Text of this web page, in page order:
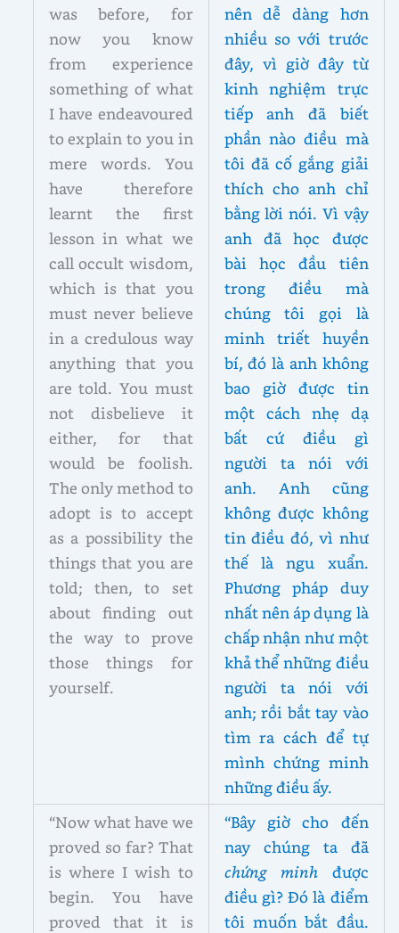
was before, for
now you know
from experience
something of what
I have endeavoured
to explain to you in
mere words. You
have therefore
learnt the first
lesson in what we
call occult wisdom,
which is that you
must never believe
in a credulous way
anything that you
are told. You must
not disbelieve it
either, for that
would be foolish.
The only method to
adopt is to accept
as a possibility the
things that you are
told; then, to set
about finding out
the way to prove
those things for
yourself.
nên dễ dàng hơn
nhiều so với trước
đây, vì giờ đây từ
kinh nghiệm trực
tiếp anh đã biết
phần nào điều mà
tôi đã cố gắng giải
thích cho anh chỉ
bằng lời nói. Vì vậy
anh đã học được
bài học đầu tiên
trong điều mà
chúng tôi gọi là
minh triết huyền
bí, đó là anh không
bao giờ được tin
một cách nhẹ dạ
bất cứ điều gì
người ta nói với
anh. Anh cũng
không được không
tin điều đó, vì như
thế là ngu xuẩn.
Phương pháp duy
nhất nên áp dụng là
chấp nhận như một
khả thể những điều
người ta nói với
anh; rồi bắt tay vào
tìm ra cách để tự
mình chứng minh
những điều ấy.
“Now what have we
proved so far? That
is where I wish to
begin. You have
proved that it is
“Bây giờ cho đến
nay chúng ta đã
chứng minhđược
điều gì? Đó là điểm
tôi muốn bắt đầu.